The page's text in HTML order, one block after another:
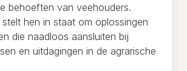
behoeften van veehouders.
hen in staat om oplossingen
die naadloos aansluiten bij
en uitdagingen in de agrarische